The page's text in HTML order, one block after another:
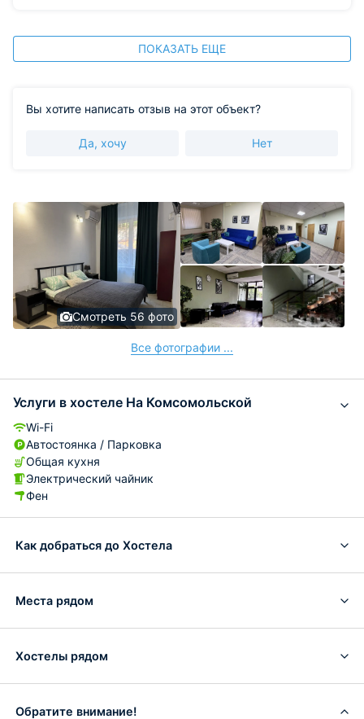
ПОКАЗАТЬ ЕЩЕ
Вы хотите написать отзыв на этот объект?
Да, хочу Нет
Смотреть 56 фото
Все фотографии ...
Услуги в хостеле На Комсомольской
Wi-Fi
Автостоянка / Парковка
Общая кухня
Электрический чайник
Фен
Как добраться до Хостела
Места рядом
Хостелы рядом
Обратите внимание!